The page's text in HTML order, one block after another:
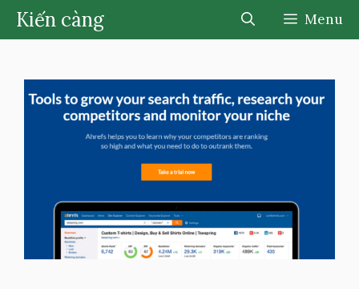
Chuyển
đến
dung
Kiến càng Menu